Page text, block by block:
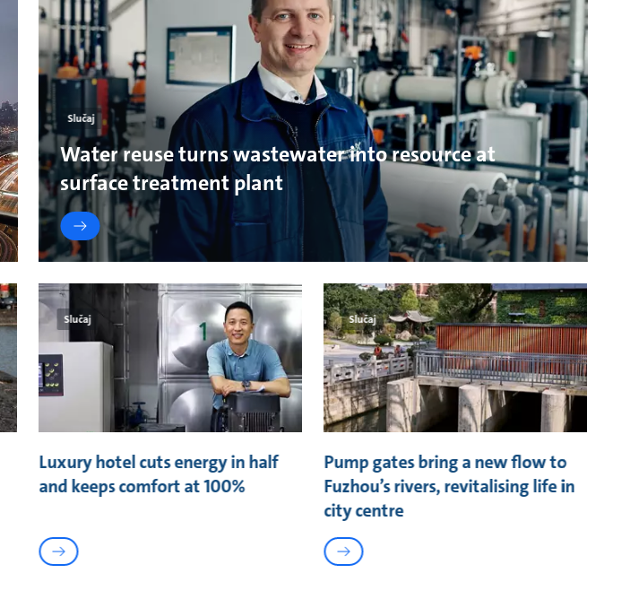
Slučaj
Water reuse turns wastewater into resource at
surface treatment plant
Slučaj
Luxury hotel cuts energy in half
and keeps comfort at 100%
Slučaj
Pump gates bring a new flow to
Fuzhou’s rivers, revitalising life in
city centre